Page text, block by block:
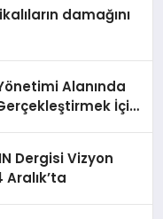
damağını
Alanında
İçin
Dergisi Vizyon